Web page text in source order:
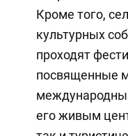
Кроме того,
культурных
проходят
посвященные
его живым